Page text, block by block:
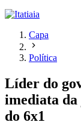
Capa
Política
Líder do
imediata da
do 6x1